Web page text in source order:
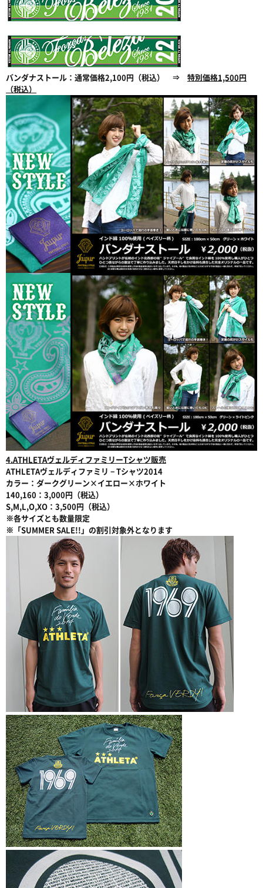
バンダナストール：通常価格2,100円（税込） ⇒ 特別価格1,500円
（税込）
4.ATHLETAヴェルディファミリーTシャツ販売
ATHLETAヴェルディファミリ－Tシャツ2014
カラー：ダークグリーン×イエロー×ホワイト
140,160：3,000円（税込）
S,M,L,O,XO：3,500円（税込）
※各サイズとも数量限定
※「SUMMER SALE!!」の割引対象外となります